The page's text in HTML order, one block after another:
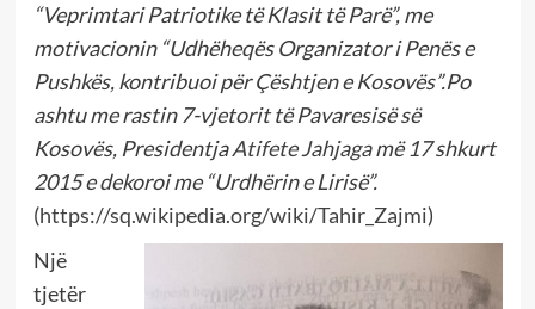
“Veprimtari Patriotike të Klasit të Parë”, me
motivacionin “Udhëheqës Organizator i Penës e
Pushkës, kontribuoi për Çështjen e Kosovës”.Po
ashtu me rastin 7-vjetorit të Pavaresisë së
Kosovës, PresidentjaAtifete Jahjagamë 17 shkurt
2015 e dekoroi me “Urdhërin e Lirisë”.
(https://sq.wikipedia.org/wiki/Tahir_Zajmi)
Një
tjetër